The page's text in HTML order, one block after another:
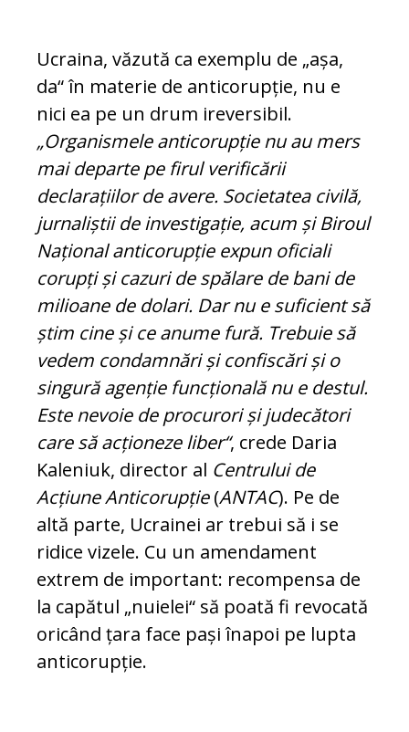
Ucraina, văzută ca exemplu de „așa,
da“ în materie de anticorupție, nu e
nici ea pe un drum ireversibil.
„Organismele an­ti­co­rupție nu au mers
mai departe pe firul ve­rificării
declarațiilor de avere. Socie­ta­tea civilă,
jurnaliștii de investigație, acum și Biroul
Național anticorupție ex­pun oficiali
corupți și cazuri de spălare de bani de
milioane de dolari. Dar nu e suficient să
știm cine și ce anume fură. Trebuie să
vedem condamnări și con­fis­cări și o
singură agenție funcțională nu e destul.
Este nevoie de procurori și ju­decători
care să acționeze liber“, crede Daria
Kaleniuk, director al Centrului de
Acțiune Anticorupție(ANTAC). Pe de
altă parte, Ucrainei ar trebui să i se
ridice vi­ze­le. Cu un amendament
extrem de im­por­tant: recompensa de
la capătul „nuielei“ să poată fi revocată
oricând țara face pași înapoi pe lupta
anticorupție.